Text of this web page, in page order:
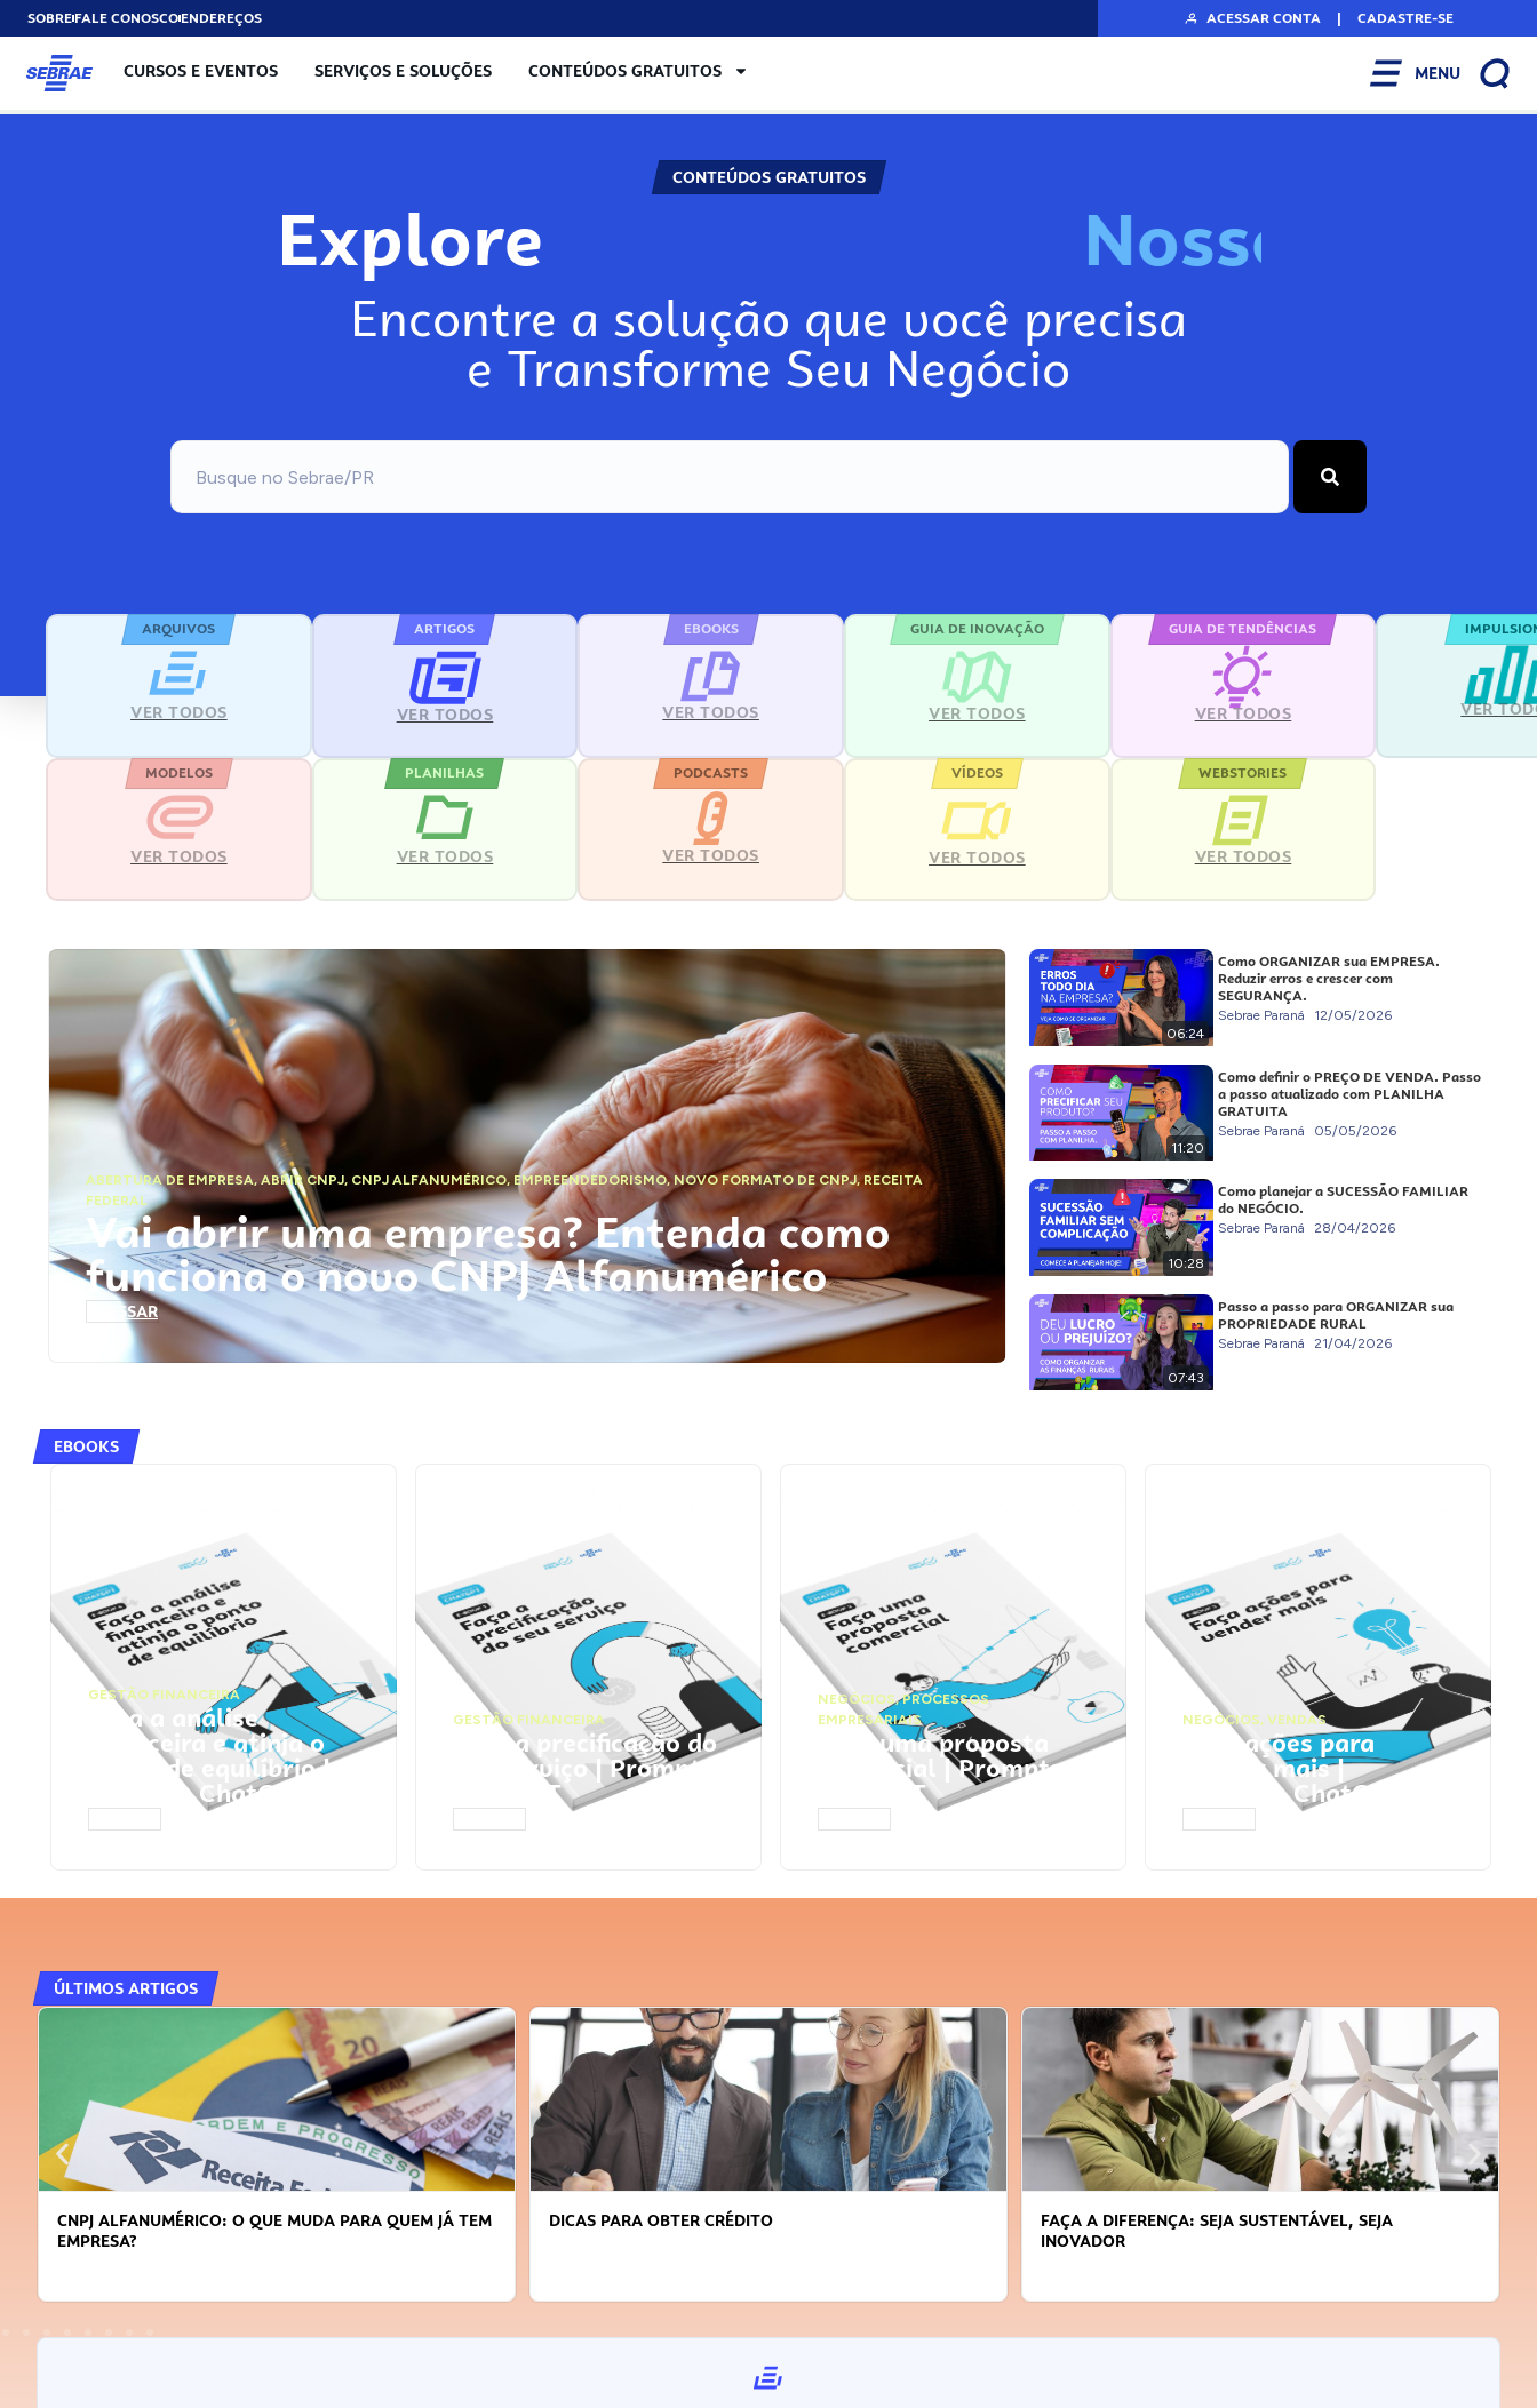
SOBREFALE CONOSCOENDEREÇOS ACESSAR CONTA | CADASTRE-SE
CURSOS E EVENTOS SERVIÇOS E SOLUÇÕES CONTEÚDOS GRATUITOS MENU
CONTEÚDOS GRATUITOS
Explore Nosso
Encontre a solução que você precisa
e Transforme Seu Negócio
ARQUIVOS
VER TODOS
ARTIGOS
VER TODOS
EBOOKS
VER TODOS
GUIA DE INOVAÇÃO
VER TODOS
GUIA DE TENDÊNCIAS
VER TODOS VER
MODELOS
VER TODOS
PLANILHAS
VER TODOS
PODCASTS
VER TODOS
VÍDEOS
VER TODOS
WEBSTORIES
VER TODOS
ABERTURA DE EMPRESA,ABRIR CNPJ, CNPJ ALFANUMÉRICO, EMPREENDEDORISMO,NOVO FORMATO DE CNPJ,RECEITA
FEDERAL
Vai abrir uma empresa? Entenda como
funciona o novo CNPJ Alfanumérico
ACESSAR
06:24
Como ORGANIZAR sua EMPRESA.
Reduzir erros e crescer com
SEGURANÇA.
Sebrae Paraná 12/05/2026
11:20
Como definir o PREÇO DE VENDA. Passo
a passo atualizado com PLANILHA
GRATUITA
Sebrae Paraná 05/05/2026
10:28
Como planejar a SUCESSÃO FAMILIAR
do NEGÓCIO.
Sebrae Paraná 28/04/2026
07:43
Passo a passo para ORGANIZAR sua
PROPRIEDADE RURAL
Sebrae Paraná 21/04/2026
EBOOKS
GESTÃO FINANCEIRA
Faça a análise
financeira e atinja o
ponto de equilíbrio |
Prompts ChatGPT
GESTÃO FINANCEIRA
Faça a precificação do
seu serviço | Prompts
ChatGPT
NEGÓCIOS,PROCESSOS
EMPRESARIAIS
Faça uma proposta
comercial | Prompts
ChatGPT
NEGÓCIOS, VENDAS
Faça ações para
vender mais |
Prompts ChatGPT
ÚLTIMOS ARTIGOS
CNPJ ALFANUMÉRICO: O QUE MUDA PARA QUEM JÁ TEM
EMPRESA?
DICAS PARA OBTER CRÉDITO
FAÇA A DIFERENÇA: SEJA SUSTENTÁVEL, SEJA
INOVADOR